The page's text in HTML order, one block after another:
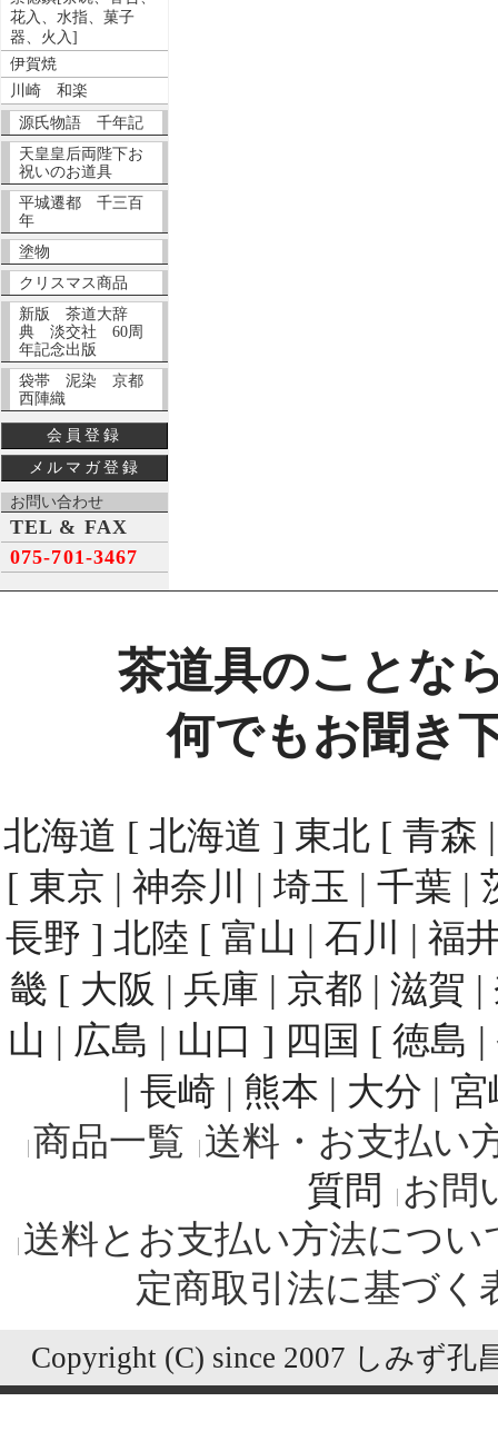
花入、水指、菓子
器、火入]
伊賀焼
川崎 和楽
源氏物語 千年記
天皇皇后両陛下お
祝いのお道具
平城遷都 千三百
年
塗物
クリスマス商品
新版 茶道大辞
典 淡交社 60周
年記念出版
袋帯 泥染 京都
西陣織
会員登録
メルマガ登録
お問い合わせ
TEL & FAX
075-701-3467
茶道具のことな
何でもお聞き
北海道 [ 北海道 ] 東北 [ 青森
[ 東京 | 神奈川 | 埼玉 | 千葉 |
長野 ] 北陸 [ 富山 | 石川 | 福
畿 [ 大阪 | 兵庫 | 京都 | 滋賀
山 | 広島 | 山口 ] 四国 [ 徳島
| 長崎 | 熊本 | 大分 |
商品一覧 送料・お支払い
質問
お問
送料とお支払い方法につい
定商取引法に基づく
Copyright (C) since 2007 しみず